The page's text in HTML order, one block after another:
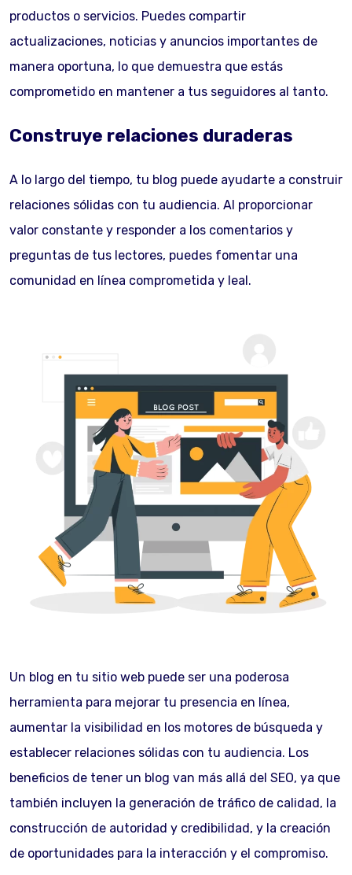
productos o servicios. Puedes compartir
actualizaciones, noticias y anuncios importantes de
manera oportuna, lo que demuestra que estás
comprometido en mantener a tus seguidores al tanto.
Construye relaciones duraderas
A lo largo del tiempo, tu blog puede ayudarte a construir
relaciones sólidas con tu audiencia. Al proporcionar
valor constante y responder a los comentarios y
preguntas de tus lectores, puedes fomentar una
comunidad en línea comprometida y leal.
Un blog en tu sitio web puede ser una poderosa
herramienta para mejorar tu presencia en línea,
aumentar la visibilidad en los motores de búsqueda y
establecer relaciones sólidas con tu audiencia. Los
beneficios de tener un blog van más allá del SEO, ya que
también incluyen la generación de tráfico de calidad, la
construcción de autoridad y credibilidad, y la creación
de oportunidades para la interacción y el compromiso.